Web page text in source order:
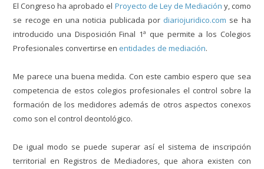
El Congreso ha aprobado el Proyecto de Ley de Mediación y, como
se recoge en una noticia publicada por diariojuridico.com se ha
introducido una Disposición Final 1ª que permite a los Colegios
Profesionales convertirse en entidades de mediación.
Me parece una buena medida. Con este cambio espero que sea
competencia de estos colegios profesionales el control sobre la
formación de los medidores además de otros aspectos conexos
como son el control deontológico.
De igual modo se puede superar así el sistema de inscripción
territorial en Registros de Mediadores, que ahora existen con